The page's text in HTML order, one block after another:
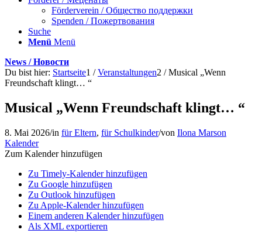
Förderverein / Общество поддержки
Spenden / Пожертвования
Suche
Menü Menü
News / Новости
Du bist hier: Startseite1 / Veranstaltungen2 / Musical „Wenn
Freundschaft klingt… “
Musical „Wenn Freundschaft klingt… “
8. Mai 2026/in für Eltern, für Schulkinder/von Ilona Marson
Kalender
Zum Kalender hinzufügen
Zu Timely-Kalender hinzufügen
Zu Google hinzufügen
Zu Outlook hinzufügen
Zu Apple-Kalender hinzufügen
Einem anderen Kalender hinzufügen
Als XML exportieren